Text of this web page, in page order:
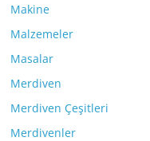
Makine
Malzemeler
Masalar
Merdiven
Merdiven Çeşitleri
Merdivenler